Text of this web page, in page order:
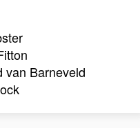
van Barneveld